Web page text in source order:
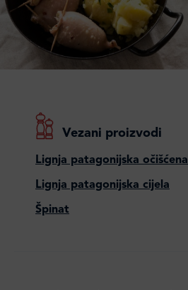
Vezani proizvodi
Lignja patagonijska očišćena
Lignja patagonijska cijela
Špinat